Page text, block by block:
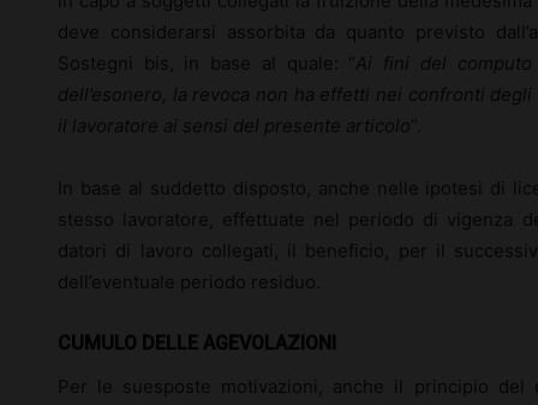
deve considerarsi assorbita da quanto previsto
Sostegni bis, in base al quale: “Ai fini del
dell’esonero, la revoca non ha effetti nei confronti
il lavoratore ai sensi del presente articolo”.
In base al suddetto disposto, anche nelle ipotesi di
stesso lavoratore, effettuate nel periodo di vigenza
datori di lavoro collegati, il beneficio, per il
dell’eventuale periodo residuo.
CUMULO DELLE AGEVOLAZIONI
Per le suesposte motivazioni, anche il principio del